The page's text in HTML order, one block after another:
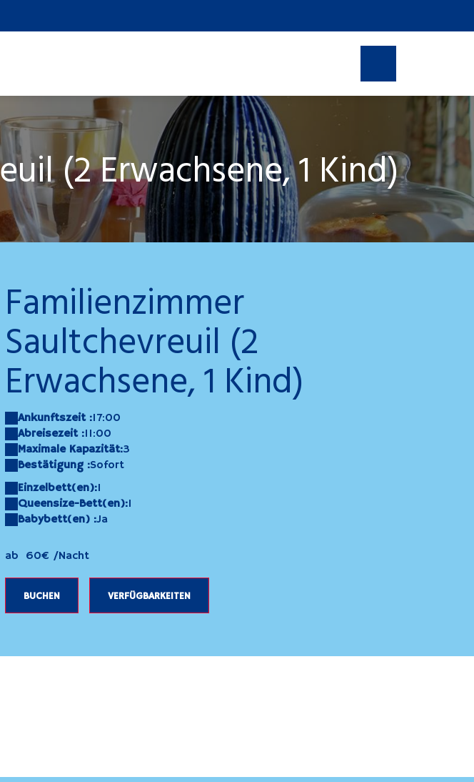
In unserem Umfeld Nachrichten Buchen
(2 Erwachsene, 1 Kind)
Familienzimmer
Saultchevreuil (2
Erwachsene, 1 Kind)
Ankunftszeit :17:00
Abreisezeit :11:00
Maximale Kapazität:3
Bestätigung :Sofort
Einzelbett(en):1
Queensize-Bett(en):1
Babybett(en) :Ja
ab 60€ /Nacht
BUCHEN VERFÜGBARKEITEN